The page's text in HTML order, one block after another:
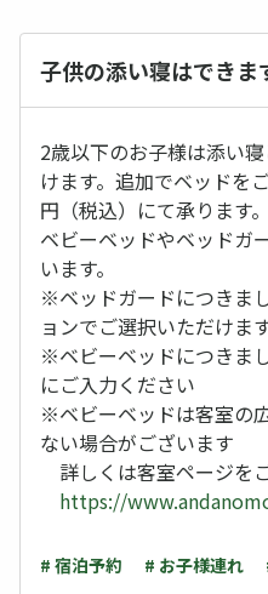
子供の添い寝はできま
2歳以下のお子様は添い
けます。追加でベッドを
円（税込）にて承ります。
ベビーベッドやベッドガ
います。
※ベッドガードにつきま
ョンでご選択いただけま
※ベビーベッドにつきま
にご入力ください
※ベビーベッドは客室の
ない場合がございます
詳しくは客室ページを
https://
# 宿泊予約 # お子様連れ